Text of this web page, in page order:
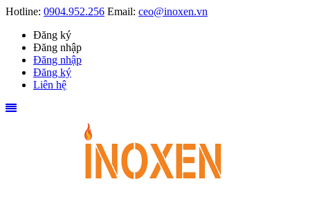
Hotline: 0904.952.256 Email: ceo@inoxen.vn
Đăng ký
Đăng nhập
Đăng nhập
Đăng ký
Liên hệ